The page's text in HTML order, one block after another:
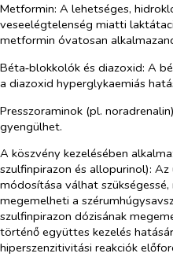
Metformin: A lehetséges,
veseelégtelenség miatti
metformin óvatosan
Béta‑blokkolók és diazoxid: A
a diazoxid hyperglykaemiás
Presszoraminok (pl.
gyengülhet.
A köszvény kezelésében
szulfinpirazon és allopurinol): Az
módosítása válhat
megemelheti a
szulfinpirazon dózisának
történő együttes kezelés
hiperszenzitivitási reakciók